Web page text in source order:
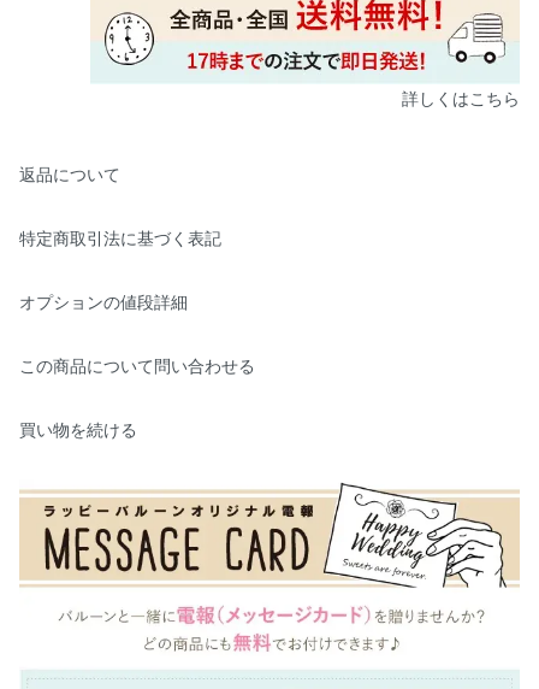
詳しくはこちら
返品について
特定商取引法に基づく表記
オプションの値段詳細
この商品について問い合わせる
買い物を続ける